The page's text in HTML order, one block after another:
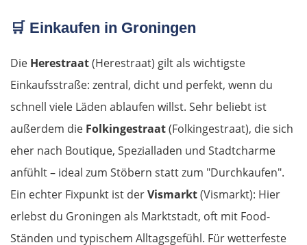
🛒 Einkaufen in Groningen
Die Herestraat(Herestraat) gilt als wichtigste
Einkaufsstraße: zentral, dicht und perfekt, wenn du
schnell viele Läden ablaufen willst. Sehr beliebt ist
außerdem die Folkingestraat(Folkingestraat), die sich
eher nach Boutique, Spezialladen und Stadtcharme
anfühlt – ideal zum Stöbern statt zum "Durchkaufen".
Ein echter Fixpunkt ist derVismarkt(Vismarkt): Hier
erlebst du Groningen als Marktstadt, oft mit Food-
Ständen und typischem Alltagsgefühl. Für wetterfeste